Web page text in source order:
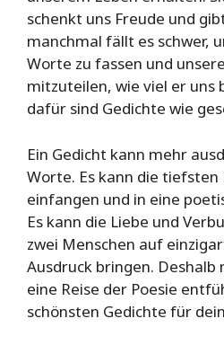
schenkt uns Freude und
manchmal fällt es schwer,
Worte zu fassen und
mitzuteilen, wie viel er uns
dafür sind Gedichte wie
Ein Gedicht kann mehr
Worte. Es kann die tiefsten
einfangen und in eine
Es kann die Liebe und
zwei Menschen auf
Ausdruck bringen. Deshalb
eine Reise der Poesie
schönsten Gedichte für